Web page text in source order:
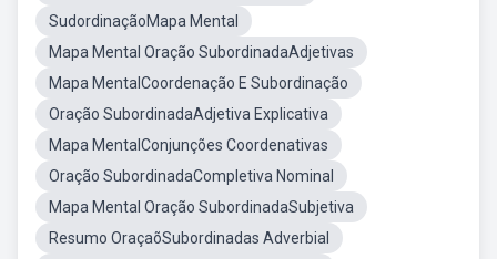
SudordinaçãoMapa Mental
Mapa Mental Oração SubordinadaAdjetivas
Mapa MentalCoordenação E Subordinação
Oração SubordinadaAdjetiva Explicativa
Mapa MentalConjunções Coordenativas
Oração SubordinadaCompletiva Nominal
Mapa Mental Oração SubordinadaSubjetiva
Resumo OraçaõSubordinadas Adverbial